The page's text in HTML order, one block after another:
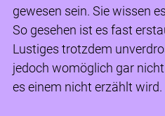
gewesen sein. Sie wissen
So gesehen ist es fast
Lustiges trotzdem
jedoch womöglich gar
es einem nicht erzählt wird.